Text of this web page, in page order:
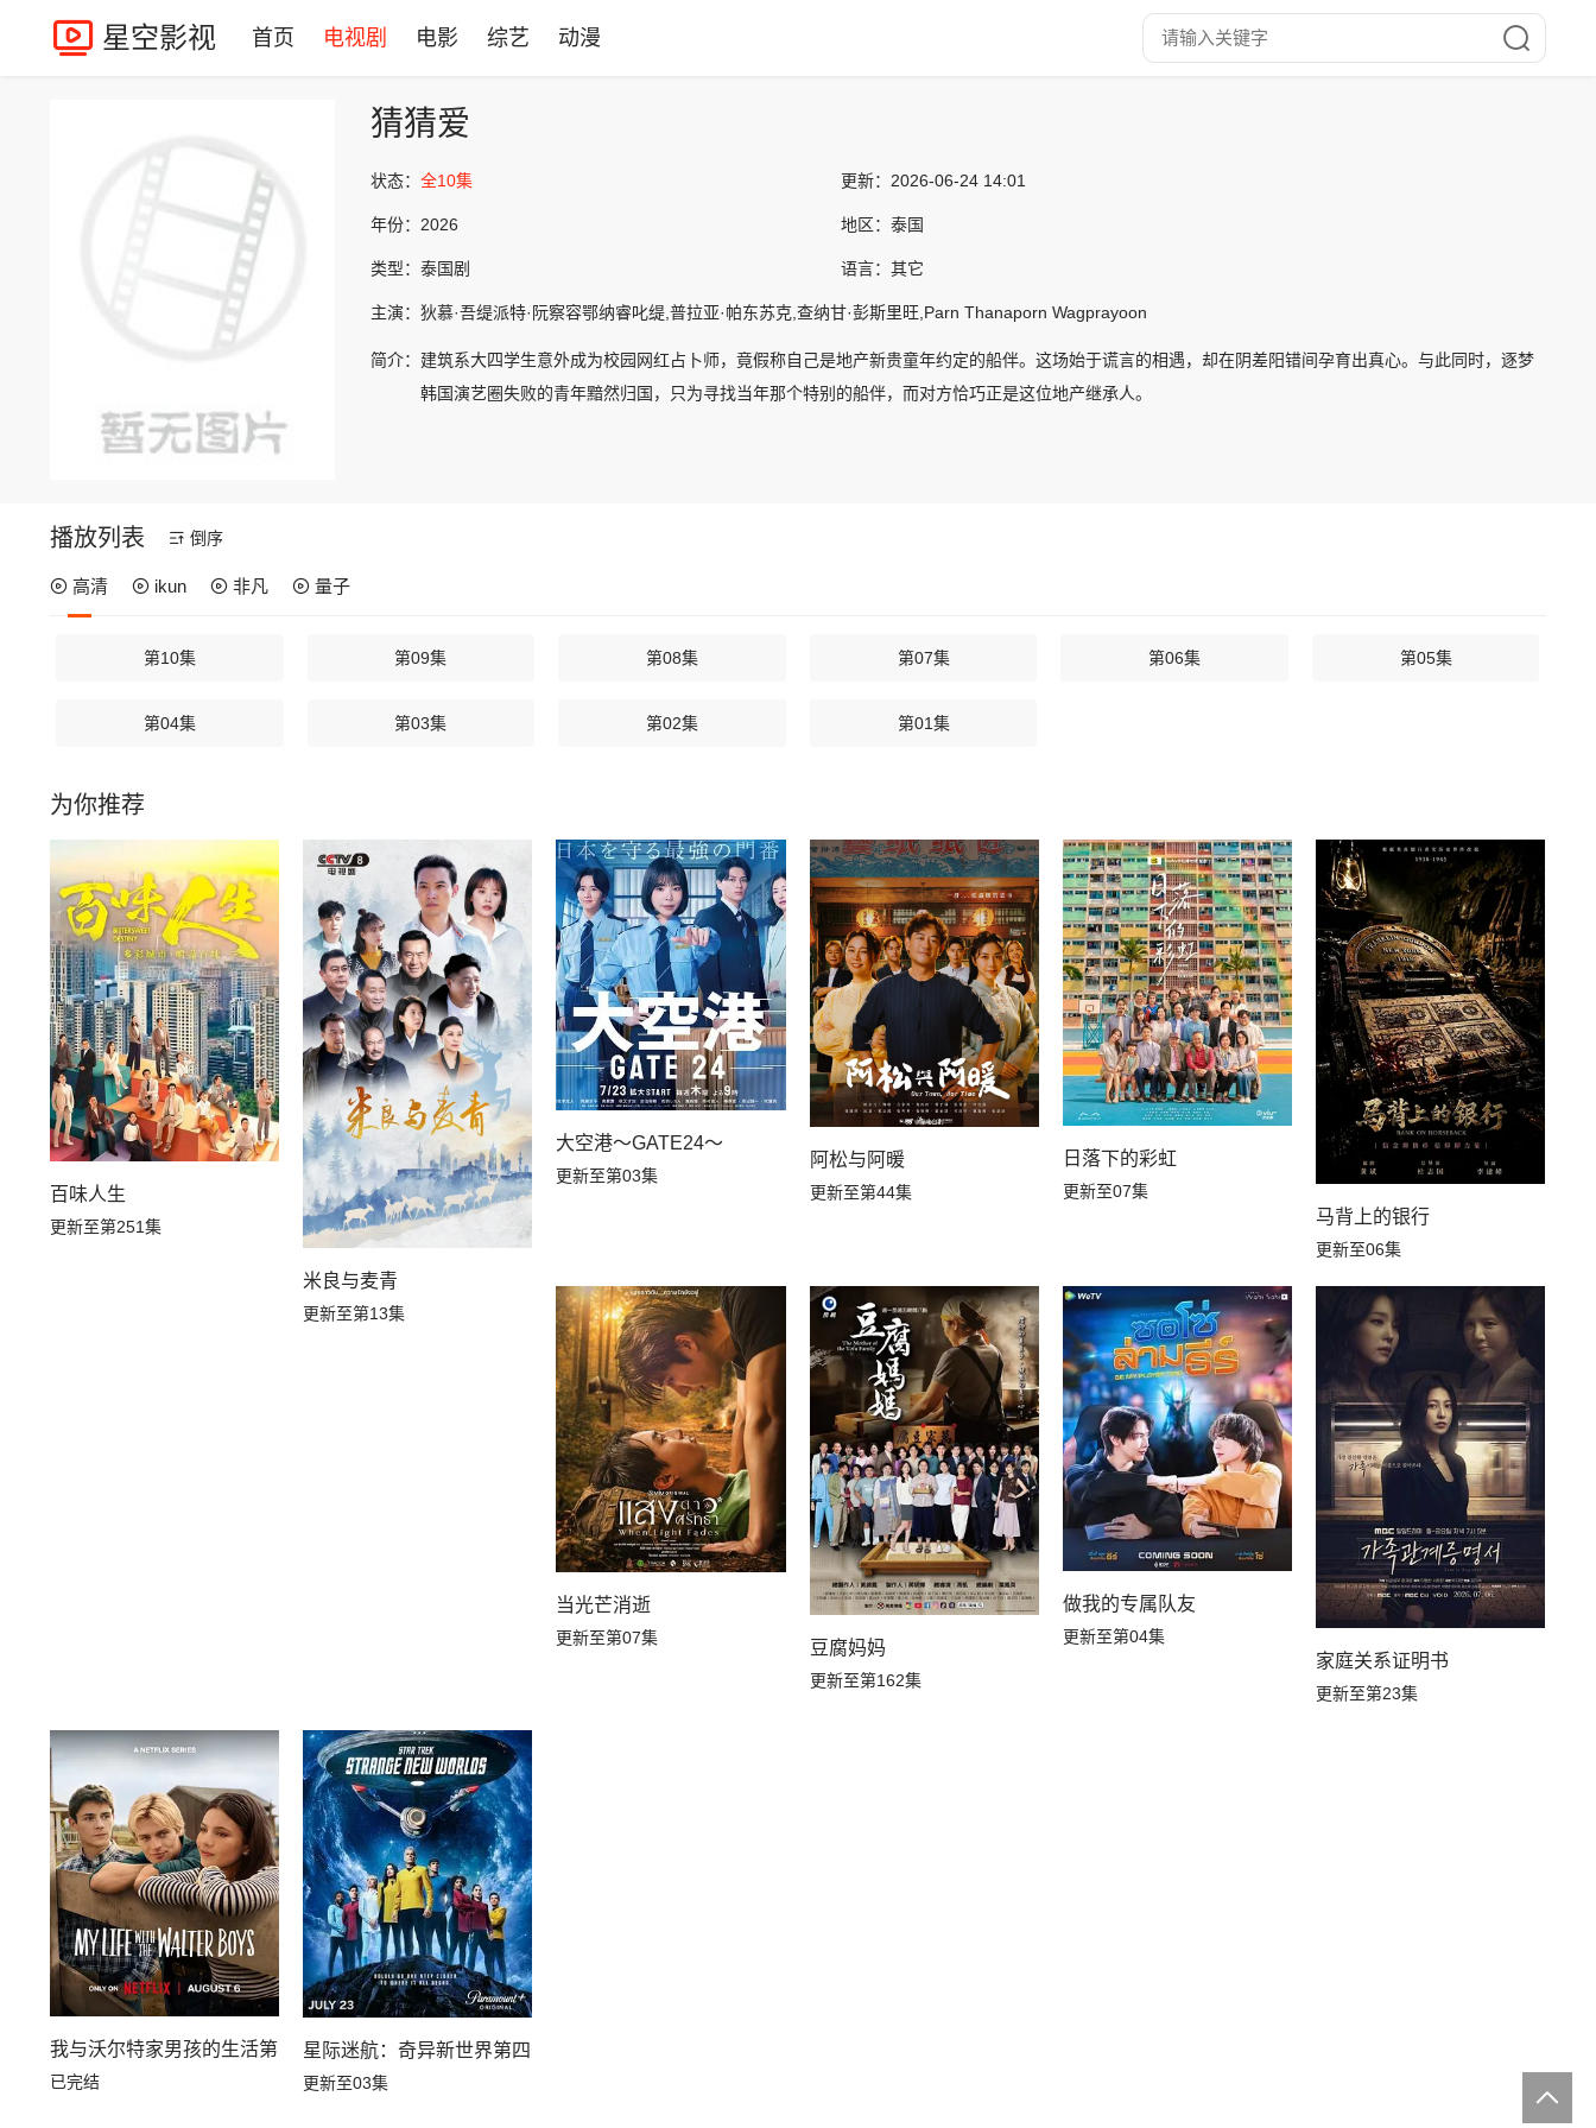
星空影视 首页 电视剧 电影 综艺 动漫
猜猜爱
状态： 全10集 更新： 2026-06-24 14:01
年份： 2026 地区： 泰国
类型： 泰国剧 语言： 其它
主演： 狄慕·吾缇派特·阮察容鄂纳睿叱缇,普拉亚·帕东苏克,查纳甘·彭斯里旺,Parn Thanaporn Wagprayoon
简介： 建筑系大四学生意外成为校园网红占卜师，竟假称自己是地产新贵童年约定的船伴。这场始于谎言的相遇，却在阴差阳错间孕育出真心。与此同时，逐梦
韩国演艺圈失败的青年黯然归国，只为寻找当年那个特别的船伴，而对方恰巧正是这位地产继承人。
播放列表 倒序
高清 ikun 非凡 量子
第10集 第09集 第08集 第07集 第06集 第05集
第04集 第03集 第02集 第01集
为你推荐
百味人生
更新至第251集
米良与麦青
更新至第13集
大空港～GATE24～
更新至第03集
阿松与阿暖
更新至第44集
日落下的彩虹
更新至07集
马背上的银行
更新至06集
当光芒消逝
更新至第07集 豆腐妈妈
更新至第162集
做我的专属队友
更新至第04集
家庭关系证明书
更新至第23集
我与沃尔特家男孩的生活第三季
已完结
星际迷航：奇异新世界第四季
更新至03集